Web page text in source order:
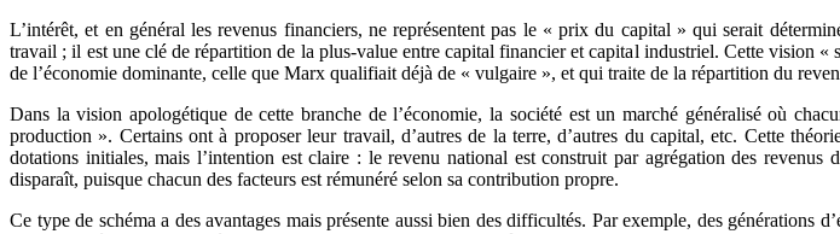
L’intérêt, et en général les revenus financiers, ne représentent pas le « prix du capital » qui serait
travail ; il est une clé de répartition de la plus-value entre capital financier et capital industriel. Cette vision
de l’économie dominante, celle que Marx qualifiait déjà de « vulgaire », et qui traite de la répartition du
Dans la vision apologétique de cette branche de l’économie, la société est un marché généralisé où
production ». Certains ont à proposer leur travail, d’autres de la terre, d’autres du capital, etc. Cette
dotations initiales, mais l’intention est claire : le revenu national est construit par agrégation des
disparaît, puisque chacun des facteurs est rémunéré selon sa contribution propre.
Ce type de schéma a des avantages mais présente aussi bien des difficultés. Par exemple, des